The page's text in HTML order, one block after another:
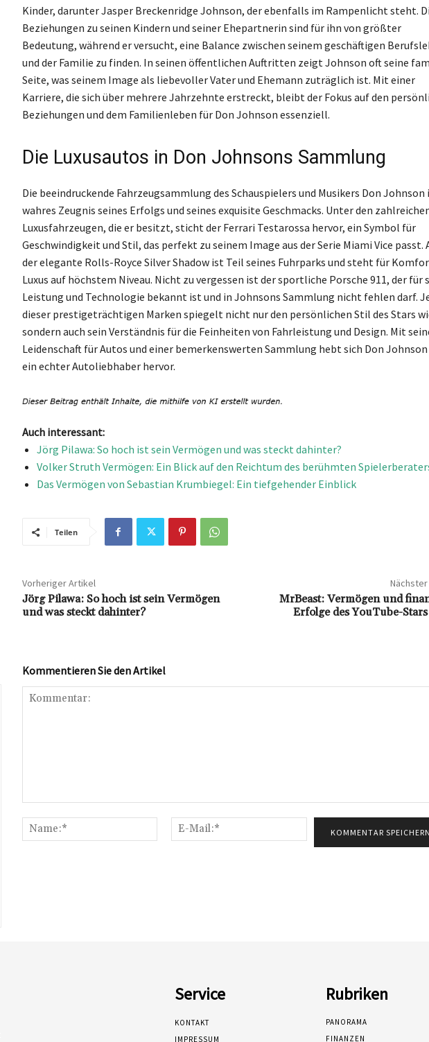
Kinder, darunter Jasper Breckenridge Johnson, der ebenfalls im Rampenlicht steht.
Beziehungen zu seinen Kindern und seiner Ehepartnerin sind für ihn von größter
Bedeutung, während er versucht, eine Balance zwischen seinem geschäftigen
und der Familie zu finden. In seinen öffentlichen Auftritten zeigt Johnson oft seine
Seite, was seinem Image als liebevoller Vater und Ehemann zuträglich ist. Mit einer
Karriere, die sich über mehrere Jahrzehnte erstreckt, bleibt der Fokus auf den
Beziehungen und dem Familienleben für Don Johnson essenziell.
Die Luxusautos in Don Johnsons Sammlung
Die beeindruckende Fahrzeugsammlung des Schauspielers und Musikers Don Johnson
wahres Zeugnis seines Erfolgs und seines exquisite Geschmacks. Unter den
Luxusfahrzeugen, die er besitzt, sticht der Ferrari Testarossa hervor, ein Symbol für
Geschwindigkeit und Stil, das perfekt zu seinem Image aus der Serie Miami Vice passt.
der elegante Rolls-Royce Silver Shadow ist Teil seines Fuhrparks und steht für
Luxus auf höchstem Niveau. Nicht zu vergessen ist der sportliche Porsche 911, der für
Leistung und Technologie bekannt ist und in Johnsons Sammlung nicht fehlen darf.
dieser prestigeträchtigen Marken spiegelt nicht nur den persönlichen Stil des Stars
sondern auch sein Verständnis für die Feinheiten von Fahrleistung und Design. Mit
Leidenschaft für Autos und einer bemerkenswerten Sammlung hebt sich Don Johnson
ein echter Autoliebhaber hervor.
Auch interessant:
Jörg Pilawa: So hoch ist sein Vermögen und was steckt dahinter?
Volker Struth Vermögen: Ein Blick auf den Reichtum des berühmten
Das Vermögen von Sebastian Krumbiegel: Ein tiefgehender Einblick
Teilen
Vorheriger Artikel
Jörg Pilawa: So hoch ist sein Vermögen
und was steckt dahinter?
MrBeast: Vermögen und
Erfolge des YouTube-
Kommentieren Sie den Artikel
Name:*
Mail:*
Service
KONTAKT
IMPRESSUM
Rubriken
PANORAMA
FINANZEN